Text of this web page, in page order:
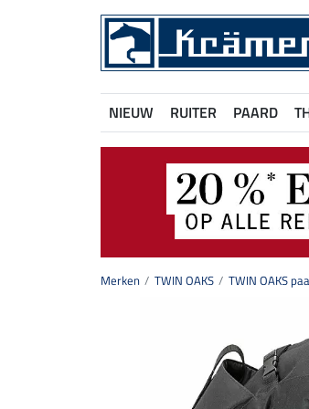
NIEUW RUITER PAARD
Merken TWIN OAKS TWIN OAKS